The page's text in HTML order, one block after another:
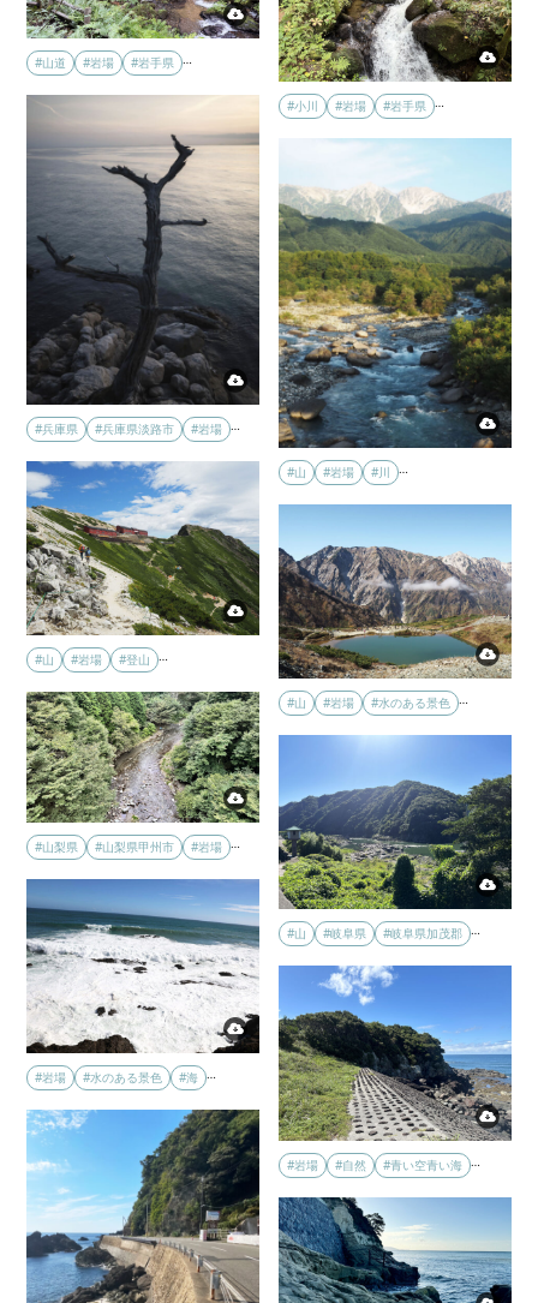
#山道 #岩場 #岩手県
#小川 #岩場 #岩手県
#兵庫県 #兵庫県淡路市 #岩場
#山 #岩場 #川 …
#山 #岩場 #登山 …
#山 #岩場 #水のある景色 …
#山梨県 #山梨県甲州市 #岩場 …
#山 #岐阜県 #岐阜県加茂郡 …
#岩場 #水のある景色 #海 …
#岩場 #自然 #青い空青い海